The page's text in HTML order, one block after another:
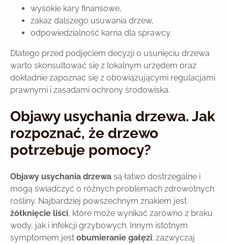
wysokie kary finansowe,
zakaz dalszego usuwania drzew,
odpowiedzialność karna dla sprawcy.
Dlatego przed podjęciem decyzji o usunięciu drzewa
warto skonsultować się z lokalnym urzędem oraz
dokładnie zapoznać się z obowiązującymi regulacjami
prawnymi i zasadami ochrony środowiska.
Objawy usychania drzewa. Jak
rozpoznać, że drzewo
potrzebuje pomocy?
Objawy usychania drzewa są łatwo dostrzegalne i
mogą świadczyć o różnych problemach zdrowotnych
rośliny. Najbardziej powszechnym znakiem jest
żółknięcie liści, które może wynikać zarówno z braku
wody, jak i infekcji grzybowych. Innym istotnym
symptomem jest obumieranie gałęzi; zazwyczaj